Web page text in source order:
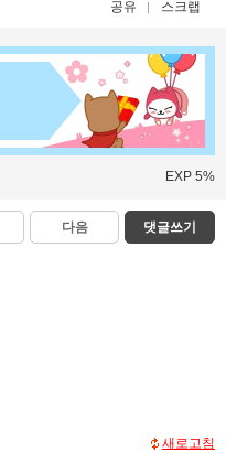
공유 스크랩
EXP 5%
다음 댓글쓰기
새로고침